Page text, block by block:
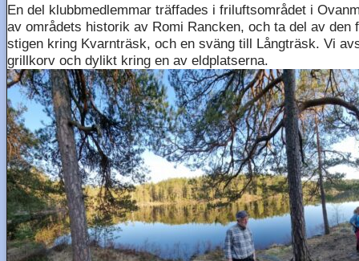
En del klubbmedlemmar träffades i friluftsområdet i
av områdets historik av Romi Rancken, och ta del av den
stigen kring Kvarnträsk, och en sväng till Långträsk. Vi
grillkorv och dylikt kring en av eldplatserna.